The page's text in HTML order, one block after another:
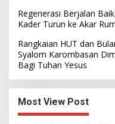
Regenerasi Berjalan
Kader Turun ke Akar
Rangkaian HUT dan
Syalom Karombasan
Bagi Tuhan Yesus
Most View Post